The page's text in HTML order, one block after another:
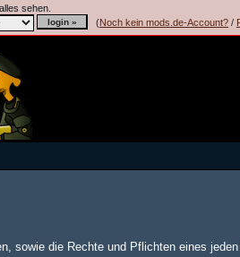
sehen.
(Noch kein mods.de-Account? /
sowie die Rechte und Pflichten eines